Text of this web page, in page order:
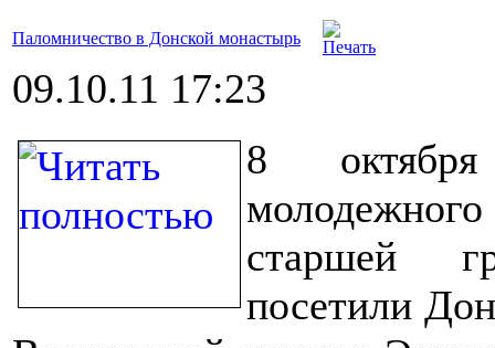
Паломничество в Донской монастырь
09.10.11 17:23
8 октября
старшей
посетили